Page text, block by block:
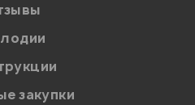
персональных данных в
в отношении обработки
закупки